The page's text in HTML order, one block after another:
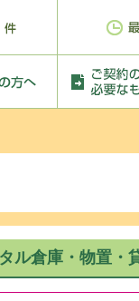
ル倉庫・物置・